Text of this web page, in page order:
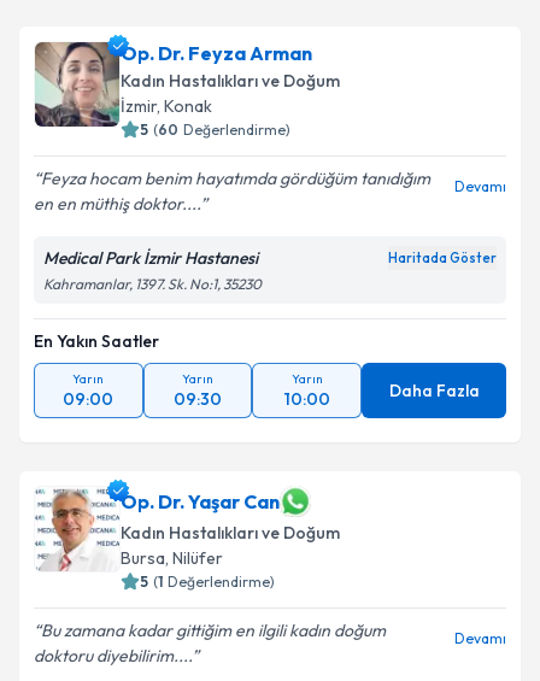
Op. Dr. Feyza Arman
Kadın Hastalıkları ve Doğum
İzmir, Konak
5 (60 Değerlendirme)
Feyza hocam benim hayatımda gördüğüm tanıdığım
en en müthiş doktor....
Devamı
Medical Park İzmir Hastanesi Haritada Göster
Kahramanlar, 1397. Sk. No:1, 35230
En Yakın Saatler
Yarın
09:00
Yarın
09:30
Yarın
10:00 Daha Fazla
Op. Dr. Yaşar Can
Kadın Hastalıkları ve Doğum
Bursa, Nilüfer
5 (1 Değerlendirme)
Bu zamana kadar gittiğim en ilgili kadın doğum
doktoru diyebilirim....
Devamı